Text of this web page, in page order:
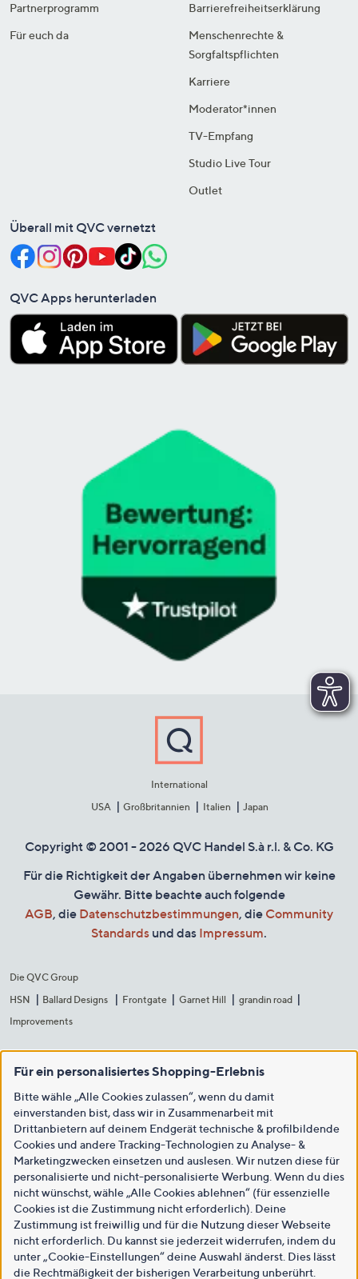
Partnerprogramm
Für euch da
Barrierefreiheitserklärung
Menschenrechte &
Sorgfaltspflichten
Karriere
Moderator*innen
TV-Empfang
Studio Live Tour
Outlet
Überall mit QVC vernetzt
QVC Apps herunterladen
International
USA
Großbritannien Italien Japan
Copyright © 2001 - 2026 QVC Handel S.à r.l. & Co. KG
Für die Richtigkeit der Angaben übernehmen wir keine
Gewähr. Bitte beachte auch folgende
AGB, die Datenschutzbestimmungen, die Community
Standards und das Impressum.
Die QVC Group
HSN
Ballard Designs Frontgate Garnet Hill
grandin road
Improvements
Für ein personalisiertes Shopping-Erlebnis
Bitte wähle „Alle Cookies zulassen“, wenn du damit
einverstanden bist, dass wir in Zusammenarbeit mit
Drittanbietern auf deinem Endgerät technische & profilbildende
Cookies und andere Tracking-Technologien zu Analyse- &
Marketingzwecken einsetzen und auslesen. Wir nutzen diese für
personalisierte und nicht-personalisierte Werbung. Wenn du dies
nicht wünschst, wähle „Alle Cookies ablehnen“ (für essenzielle
Cookies ist die Zustimmung nicht erforderlich). Deine
Zustimmung ist freiwillig und für die Nutzung dieser Webseite
nicht erforderlich. Du kannst sie jederzeit widerrufen, indem du
unter „Cookie-Einstellungen“ deine Auswahl änderst. Dies lässt
die Rechtmäßigkeit der bisherigen Verarbeitung unberührt.